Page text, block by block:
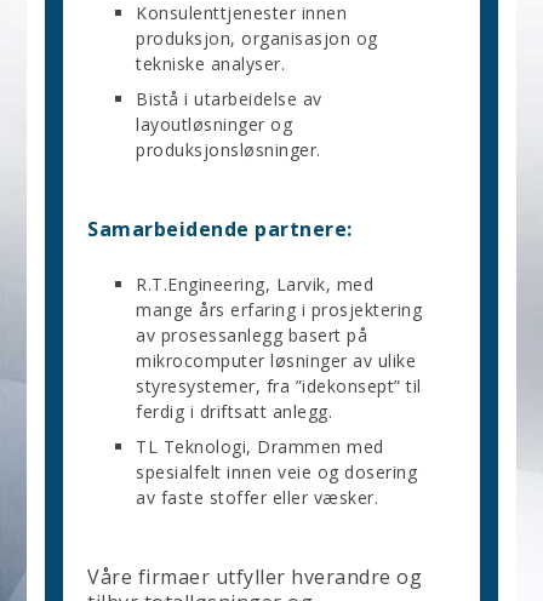
Konsulenttjenester innen
produksjon, organisasjon og
tekniske analyser.
Bistå i utarbeidelse av
layoutløsninger og
produksjonsløsninger.
Samarbeidende partnere:
R.T.Engineering, Larvik, med
mange års erfaring i prosjektering
av prosessanlegg basert på
mikrocomputer løsninger av ulike
styresystemer, fra ”idekonsept” til
ferdig i driftsatt anlegg.
TL Teknologi, Drammen med
spesialfelt innen veie og dosering
av faste stoffer eller væsker.
Våre firmaer utfyller hverandre og